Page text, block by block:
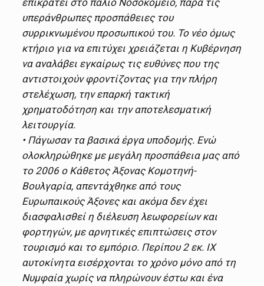
επικρατεί στο παλιό Νοσοκομείο, παρά τις
υπεράνθρωπες προσπάθειες του
συρρικνωμένου προσωπικού του. Το νέο όμως
κτήριο για να επιτύχει χρειάζεται η Κυβέρνηση
να αναλάβει εγκαίρως τις ευθύνες που της
αντιστοιχούν φροντίζοντας για την πλήρη
στελέχωση, την επαρκή τακτική
χρηματοδότηση και την αποτελεσματική
λειτουργία.
• Πάγωσαν τα βασικά έργα υποδομής. Ενώ
ολοκληρώθηκε με μεγάλη προσπάθεια μας από
το 2006 ο Κάθετος Άξονας Κομοτηνή-
Βουλγαρία, απεντάχθηκε από τους
Ευρωπαικούς Άξονες και ακόμα δεν έχει
διασφαλισθεί η διέλευση λεωφορείων και
φορτηγών, με αρνητικές επιπτώσεις στον
τουρισμό και το εμπόριο. Περίπου 2 εκ. ΙΧ
αυτοκίνητα εισέρχονται το χρόνο μόνο από τη
Νυμφαία χωρίς να πληρώνουν έστω και ένα